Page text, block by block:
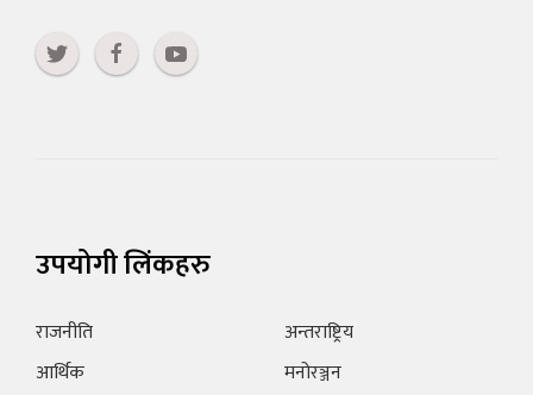
उपयोगी लिंकहरु
राजनीति
आर्थिक
अन्तराष्ट्रिय
मनोरञ्जन